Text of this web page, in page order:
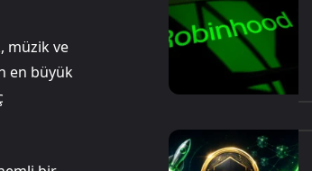
müzik ve
en büyük